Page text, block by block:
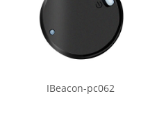
IBeacon-pc062